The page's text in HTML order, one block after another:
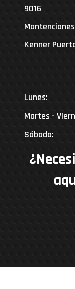
9016
Kenner
Lunes:
Martes -
Sábado: